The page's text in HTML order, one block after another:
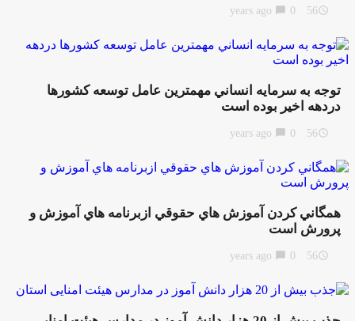
access_time
56 years ago
chat_bubble
توجه به سرمايه انساني مهمترین عامل توسعه کشورها
دردهه اخیر بوده است
access_time
56 years ago
chat_bubble
همگاني كردن آموزش هاي حقوقي ازبرنامه هاي آموزش و
پرورش است
access_time
56 years ago
chat_bubble